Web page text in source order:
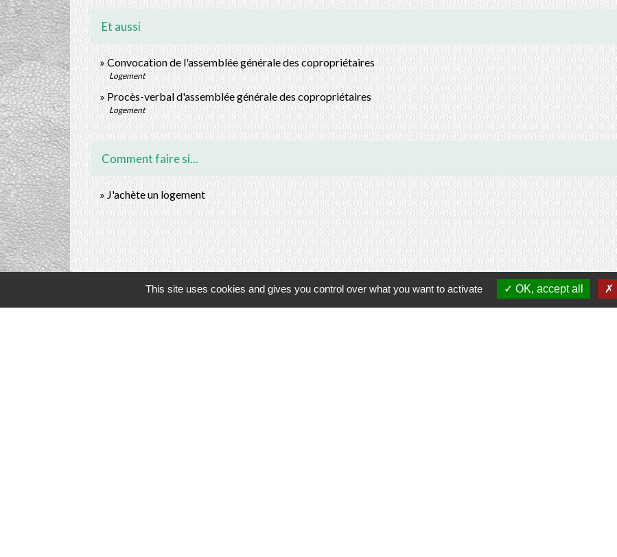
Et aussi
Convocation de l'assemblée générale des copropriétaires
Logement
Procès-verbal d'assemblée générale des copropriétaires
Logement
Comment faire si...
J'achète un logement
Contacts
This site uses cookies and gives you control over what you want to activate OK, accept all